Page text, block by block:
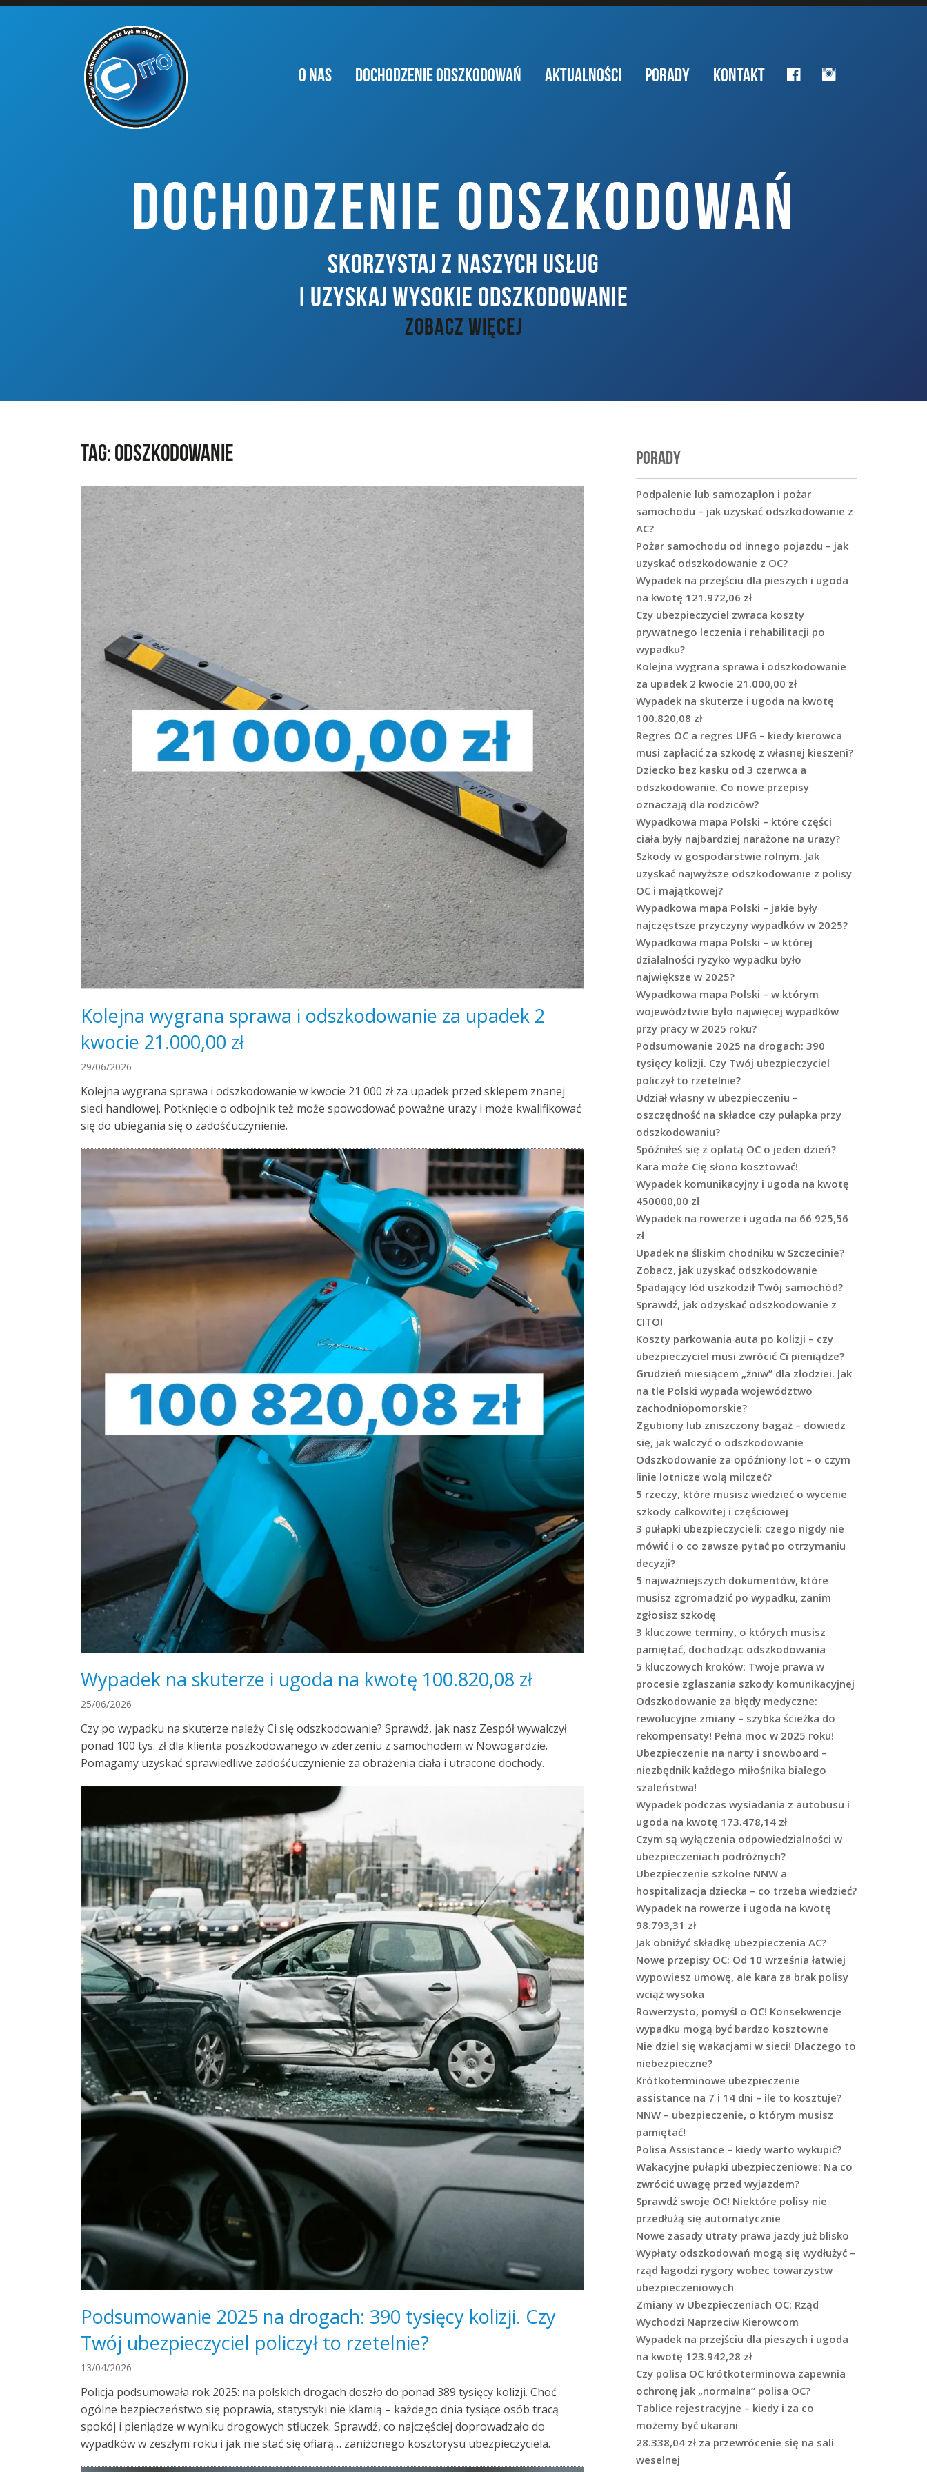
O NAS DOCHODZENIE ODSZKODOWAŃ AKTUALNOŚCI PORADY KONTAKT
DOCHODZENIE ODSZKODOWAŃ
SKORZYSTAJ Z NASZYCH USŁUG
I UZYSKAJ WYSOKIE ODSZKODOWANIE
ZOBACZ WIĘCEJ
Tag:odszkodowanie
Kolejna wygrana sprawa i odszkodowanie za upadek 2
kwocie 21.000,00 zł
29/06/2026
Kolejna wygrana sprawa i odszkodowanie w kwocie 21 000 zł za upadek przed sklepem znanej
sieci handlowej. Potknięcie o odbojnik też może spowodować poważne urazy i może kwalifikować
się do ubiegania się o zadośćuczynienie.
Wypadek na skuterze i ugoda na kwotę 100.820,08 zł
25/06/2026
Czy po wypadku na skuterze należy Ci się odszkodowanie? Sprawdź, jak nasz Zespół wywalczył
ponad 100 tys. zł dla klienta poszkodowanego w zderzeniu z samochodem w Nowogardzie.
Pomagamy uzyskać sprawiedliwe zadośćuczynienie za obrażenia ciała i utracone dochody.
Podsumowanie 2025 na drogach: 390 tysięcy kolizji. Czy
Twój ubezpieczyciel policzył to rzetelnie?
13/04/2026
Policja podsumowała rok 2025: na polskich drogach doszło do ponad 389 tysięcy kolizji. Choć
ogólne bezpieczeństwo się poprawia, statystyki nie kłamią – każdego dnia tysiące osób tracą
spokój i pieniądze w wyniku drogowych stłuczek. Sprawdź, co najczęściej doprowadzało do
wypadków w zeszłym roku i jak nie stać się ofiarą… zaniżonego kosztorysu ubezpieczyciela.
PORADY
Podpalenie lub samozapłon i pożar
samochodu – jak uzyskać odszkodowanie z
AC?
Pożar samochodu od innego pojazdu – jak
uzyskać odszkodowanie z OC?
Wypadek na przejściu dla pieszych i ugoda
na kwotę 121.972,06 zł
Czy ubezpieczyciel zwraca koszty
prywatnego leczenia i rehabilitacji po
wypadku?
Kolejna wygrana sprawa i odszkodowanie
za upadek 2 kwocie 21.000,00 zł
Wypadek na skuterze i ugoda na kwotę
100.820,08 zł
Regres OC a regres UFG – kiedy kierowca
musi zapłacić za szkodę z własnej kieszeni?
Dziecko bez kasku od 3 czerwca a
odszkodowanie. Co nowe przepisy
oznaczają dla rodziców?
Wypadkowa mapa Polski – które części
ciała były najbardziej narażone na urazy?
Szkody w gospodarstwie rolnym. Jak
uzyskać najwyższe odszkodowanie z polisy
OC i majątkowej?
Wypadkowa mapa Polski – jakie były
najczęstsze przyczyny wypadków w 2025?
Wypadkowa mapa Polski – w której
działalności ryzyko wypadku było
największe w 2025?
Wypadkowa mapa Polski – w którym
województwie było najwięcej wypadków
przy pracy w 2025 roku?
Podsumowanie 2025 na drogach: 390
tysięcy kolizji. Czy Twój ubezpieczyciel
policzył to rzetelnie?
Udział własny w ubezpieczeniu –
oszczędność na składce czy pułapka przy
odszkodowaniu?
Spóźniłeś się z opłatą OC o jeden dzień?
Kara może Cię słono kosztować!
Wypadek komunikacyjny i ugoda na kwotę
450000,00 zł
Wypadek na rowerze i ugoda na 66 925,56
zł
Upadek na śliskim chodniku w Szczecinie?
Zobacz, jak uzyskać odszkodowanie
Spadający lód uszkodził Twój samochód?
Sprawdź, jak odzyskać odszkodowanie z
CITO!
Koszty parkowania auta po kolizji – czy
ubezpieczyciel musi zwrócić Ci pieniądze?
Grudzień miesiącem „żniw” dla złodziei. Jak
na tle Polski wypada województwo
zachodniopomorskie?
Zgubiony lub zniszczony bagaż – dowiedz
się, jak walczyć o odszkodowanie
Odszkodowanie za opóźniony lot – o czym
linie lotnicze wolą milczeć?
5 rzeczy, które musisz wiedzieć o wycenie
szkody całkowitej i częściowej
3 pułapki ubezpieczycieli: czego nigdy nie
mówić i o co zawsze pytać po otrzymaniu
decyzji?
5 najważniejszych dokumentów, które
musisz zgromadzić po wypadku, zanim
zgłosisz szkodę
3 kluczowe terminy, o których musisz
pamiętać, dochodząc odszkodowania
5 kluczowych kroków: Twoje prawa w
procesie zgłaszania szkody komunikacyjnej
Odszkodowanie za błędy medyczne:
rewolucyjne zmiany – szybka ścieżka do
rekompensaty! Pełna moc w 2025 roku!
Ubezpieczenie na narty i snowboard –
niezbędnik każdego miłośnika białego
szaleństwa!
Wypadek podczas wysiadania z autobusu i
ugoda na kwotę 173.478,14 zł
Czym są wyłączenia odpowiedzialności w
ubezpieczeniach podróżnych?
Ubezpieczenie szkolne NNW a
hospitalizacja dziecka – co trzeba wiedzieć?
Wypadek na rowerze i ugoda na kwotę
98.793,31 zł
Jak obniżyć składkę ubezpieczenia AC?
Nowe przepisy OC: Od 10 września łatwiej
wypowiesz umowę, ale kara za brak polisy
wciąż wysoka
Rowerzysto, pomyśl o OC! Konsekwencje
wypadku mogą być bardzo kosztowne
Nie dziel się wakacjami w sieci! Dlaczego to
niebezpieczne?
Krótkoterminowe ubezpieczenie
assistance na 7 i 14 dni – ile to kosztuje?
NNW – ubezpieczenie, o którym musisz
pamiętać!
Polisa Assistance – kiedy warto wykupić?
Wakacyjne pułapki ubezpieczeniowe: Na co
zwrócić uwagę przed wyjazdem?
Sprawdź swoje OC! Niektóre polisy nie
przedłużą się automatycznie
Nowe zasady utraty prawa jazdy już blisko
Wypłaty odszkodowań mogą się wydłużyć –
rząd łagodzi rygory wobec towarzystw
ubezpieczeniowych
Zmiany w Ubezpieczeniach OC: Rząd
Wychodzi Naprzeciw Kierowcom
Wypadek na przejściu dla pieszych i ugoda
na kwotę 123.942,28 zł
Czy polisa OC krótkoterminowa zapewnia
ochronę jak „normalna” polisa OC?
Tablice rejestracyjne – kiedy i za co
możemy być ukarani
28.338,04 zł za przewrócenie się na sali
weselnej